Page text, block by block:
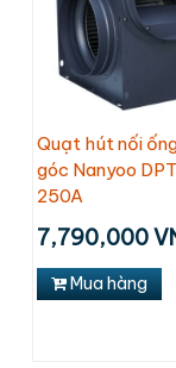
Quạt hút nối
góc Nanyoo
250A
7,790,000
Mua hàng